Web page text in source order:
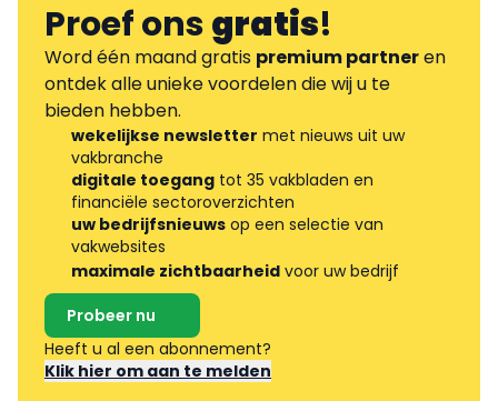
Proef onsgratis!
Word één maand gratis premium partneren
ontdek alle unieke voordelen die wij u te
bieden hebben.
wekelijkse newsletter met nieuws uit uw
vakbranche
digitale toegang tot 35 vakbladen en
financiële sectoroverzichten
uw bedrijfsnieuws op een selectie van
vakwebsites
maximale zichtbaarheid voor uw bedrijf
Probeer nu
Heeft u al een abonnement?
Klik hier om aan te melden